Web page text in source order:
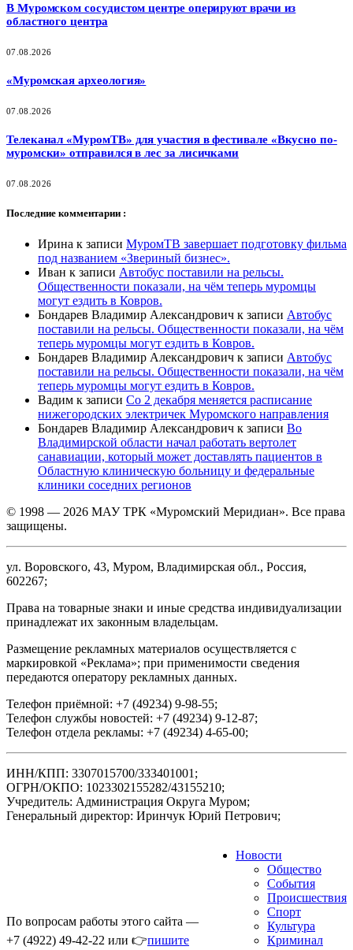
В Муромском сосудистом центре оперируют врачи из
областного центра
07.08.2026
«Муромская археология»
07.08.2026
Телеканал «МуромТВ» для участия в фестивале «Вкусно по-
муромски» отправился в лес за лисичками
07.08.2026
Последние комментарии :
Ирина к записи МуромТВ завершает подготовку фильма
под названием «Звериный бизнес».
Иван к записи Автобус поставили на рельсы.
Общественности показали, на чём теперь муромцы
могут ездить в Ковров.
Бондарев Владимир Александрович к записи Автобус
поставили на рельсы. Общественности показали, на чём
теперь муромцы могут ездить в Ковров.
Бондарев Владимир Александрович к записи Автобус
поставили на рельсы. Общественности показали, на чём
теперь муромцы могут ездить в Ковров.
Вадим к записи Со 2 декабря меняется расписание
нижегородских электричек Муромского направления
Бондарев Владимир Александрович к записи Во
Владимирской области начал работать вертолет
санавиации, который может доставлять пациентов в
Областную клиническую больницу и федеральные
клиники соседних регионов
© 1998 — 2026 МАУ ТРК «Муромский Меридиан». Все права
защищены.
ул. Воровского, 43, Муром, Владимирская обл., Россия,
602267;
Права на товарные знаки и иные средства индивидуализации
принадлежат их законным владельцам.
Размещение рекламных материалов осуществляется с
маркировкой «Реклама»; при применимости сведения
передаются оператору рекламных данных.
Телефон приёмной: +7 (49234) 9-98-55;
Телефон службы новостей: +7 (49234) 9-12-87;
Телефон отдела рекламы: +7 (49234) 4-65-00;
ИНН/КПП: 3307015700/333401001;
ОГРН/ОКПО: 1023302155282/43155210;
Учредитель: Администрация Округа Муром;
Генеральный директор: Иринчук Юрий Петрович;
По вопросам работы этого сайта —
+7 (4922) 49-42-22 или 👉пишите
Новости
Общество
События
Происшествия
Спорт
Культура
Криминал